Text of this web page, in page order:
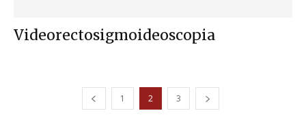
Videorectosigmoideoscopia
1 2 3